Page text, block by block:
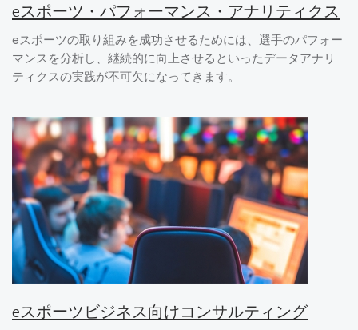
eスポーツ・パフォーマンス・アナリティクス
eスポーツの取り組みを成功させるためには、選手のパフォー
マンスを分析し、継続的に向上させるといったデータアナリ
ティクスの実践が不可欠になってきます。
eスポーツビジネス向けコンサルティング